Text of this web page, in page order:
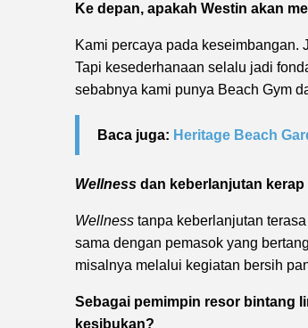
Ke depan, apakah Westin akan
Kami percaya pada keseimbangan.
Tapi kesederhanaan selalu jadi
sebabnya kami punya Beach Gym
Baca juga: Heritage Beach
Wellness dan keberlanjutan
Wellness tanpa keberlanjutan
sama dengan pemasok yang
misalnya melalui kegiatan bersih
Sebagai pemimpin resor bintang
kesibukan?